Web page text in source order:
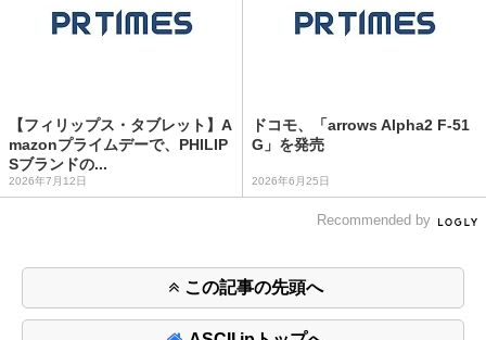
【フィリップス・タブレット】A
mazonプライムデーで、PHILIP
Sブランドの...
2026年7月12日
ドコモ、「arrows Alpha2 F-51
G」を発売
2026年6月25日
Recommended by
この記事の先頭へ